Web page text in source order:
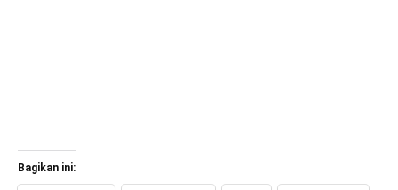
Bagikan ini: